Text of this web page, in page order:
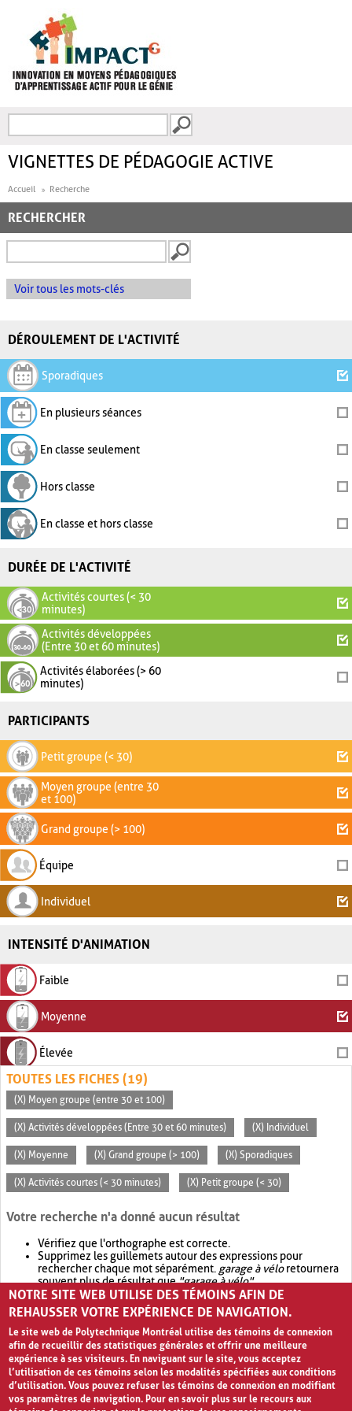
FORMULAIRE DE
VIGNETTES DE PÉDAGOGIE ACTIVE
Accueil Recherche
RECHERCHER
Voir tous les mots-clés
DÉROULEMENT DE L'ACTIVITÉ
Sporadiques
En plusieurs séances
En classe seulement
Hors classe
En classe et hors classe
DURÉE DE L'ACTIVITÉ
Activités courtes (< 30
minutes)
Activités développées
(Entre 30 et 60 minutes)
Activités élaborées (> 60
minutes)
PARTICIPANTS
Petit groupe (< 30)
Moyen groupe (entre 30
et 100)
Grand groupe (> 100)
Équipe
Individuel
INTENSITÉ D'ANIMATION
Faible
Moyenne
Élevée
TOUTES LES FICHES (19)
(X) Moyen groupe (entre 30 et 100)
(X) Activités développées (Entre 30 et 60 minutes) (X) Individuel
(X) Moyenne (X) Grand groupe (> 100) (X) Sporadiques
(X) Activités courtes (< 30 minutes) (X) Petit groupe (< 30)
Votre recherche n'a donné aucun résultat
Vérifiez que l'orthographe est correcte.
Supprimez les guillemets autour des expressions pour
rechercher chaque mot séparément. garage à véloretournera
souvent plus de résultat que"garage à vélo".
Envisagez d'élargir votre recherche avec OR.garage OR vélo
retournera souvent plus de résultat quegarage à vélo
NOTRE SITE WEB UTILISE DES TÉMOINS AFIN DE
REHAUSSER VOTRE EXPÉRIENCE DE NAVIGATION.
Le site web de Polytechnique Montréal utilise des témoins de connexion
afin de recueillir des statistiques générales et offrir une meilleure
expérience à ses visiteurs. En naviguant sur le site, vous acceptez
l’utilisation de ces témoins selon les modalités spécifiées aux conditions
d’utilisation. Vous pouvez refuser les témoins de connexion en modifiant
vos paramètres de navigation. Pour en savoir plus sur le recours aux